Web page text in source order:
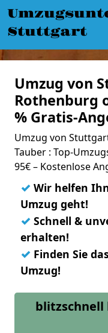
Stuttgart
Umzug von
Rothenburg
% Gratis-
Umzug von
Tauber : Top-
95€ – Kostenlose
✓ Wir helfen
Umzug geht!
✓ Schnell &
erhalten!
✓ Finden Sie
Umzug!
blitzschnell